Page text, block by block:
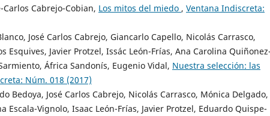
Carlos Cabrejo-Cobian, Los mitos del miedo , Ventana Indiscreta:
José Carlos Cabrejo, Giancarlo Capello, Nicolás Carrasco,
Esquives, Javier Protzel, Issác León-Frías, Ana Carolina Quiñonez-
África Sandonís, Eugenio Vidal, Nuestra selección: las
Núm. 018 (2017)
Bedoya, José Carlos Cabrejo, Nicolás Carrasco, Mónica Delgado,
Escala-Vignolo, Isaac León-Frías, Javier Protzel, Eduardo Quispe-